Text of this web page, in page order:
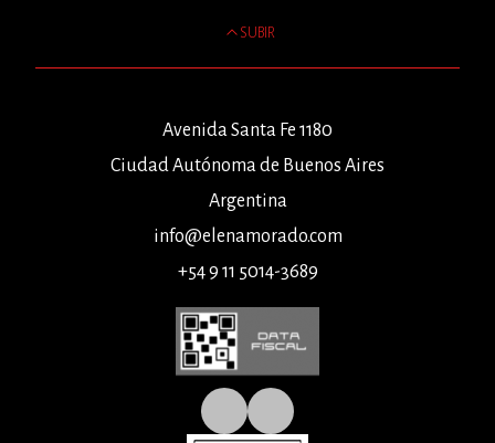
SUBIR
Avenida Santa Fe 1180
Ciudad Autónoma de Buenos Aires
Argentina
info@elenamorado.com
+54 9 11 5014-3689